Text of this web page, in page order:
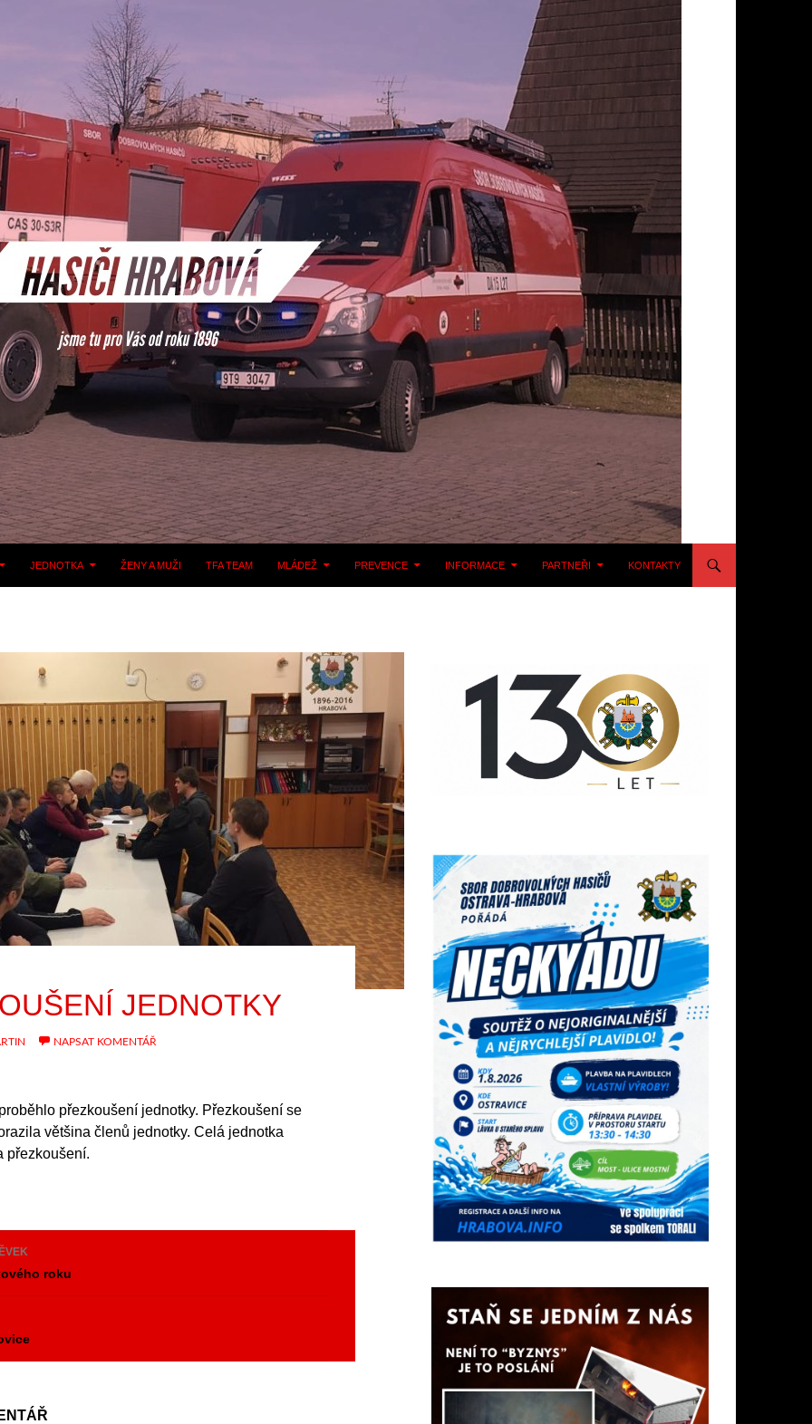
JEDNOTKA ŽENY A MUŽI TFA TEAM MLÁDEŽ PREVENCE INFORMACE PARTNEŘI KONTAKTY
JEDNOTKY
NAPSAT KOMENTÁŘ
přezkoušení jednotky. Přezkoušení se
většina členů jednotky. Celá jednotka
přezkoušení.
roku